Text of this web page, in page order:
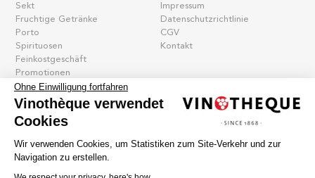
Sekt
Fruchtige Getränke
Porto
Spirituosen
Feinkostgeschäft
Promotionen
Neue Produkte
Impressum
Datenschutzrichtlinie
CGV
Kontakt
Rue des Sablières 5 - 1242 Satigny
Ohne Einwilligung fortfahren
Vinothèque verwendet
Cookies
Wir verwenden Cookies, um Statistiken zum Site-Verkehr und zur
Navigation zu erstellen.